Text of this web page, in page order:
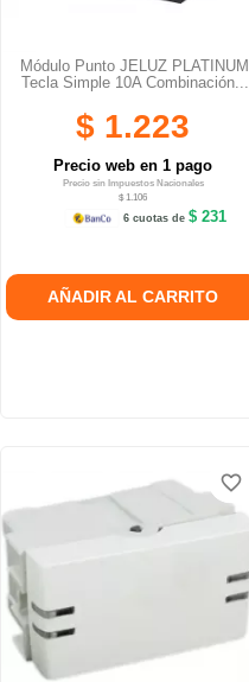
Módulo Punto JELUZ PLATINUM
Tecla Simple 10A Combinación...
$ 1.223
Precio web en 1 pago
Precio sin Impuestos Nacionales
$ 1.106
6 cuotas de$ 231
AÑADIR AL CARRITO
favorite_border
favorite_border